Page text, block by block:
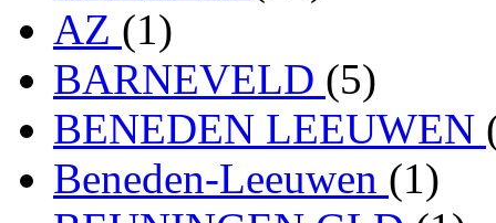
AZ (1)
BARNEVELD (5)
BENEDEN LEEUWEN
Beneden-Leeuwen (1)